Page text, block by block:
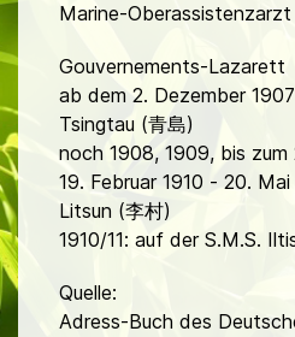
Marine-
Gouvernements-Lazarett
ab dem 2. Dezember
Tsingtau (青島)
noch 1908, 1909, bis zum
19. Februar 1910 - 20.
Litsun (李村)
1910/11: auf der S.M.S.
Quelle:
Adress-Buch des